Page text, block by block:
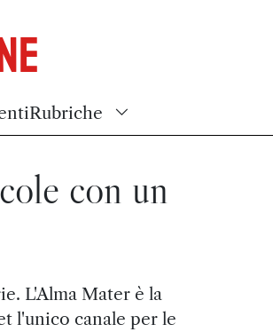
Rubriche
con un
L'Alma Mater è la
l'unico canale per le